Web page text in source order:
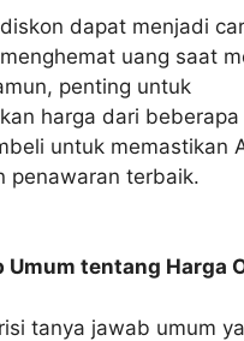
dapat menjadi
uang saat
penting untuk
harga dari
untuk memastikan
penawaran terbaik.
Umum tentang Harga
tanya jawab umum